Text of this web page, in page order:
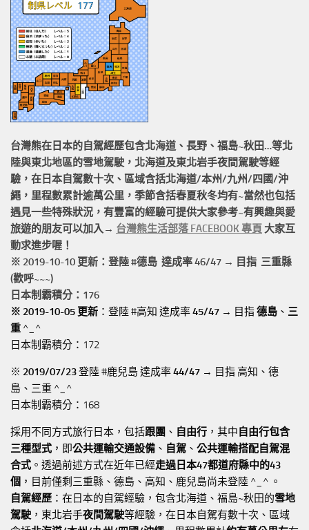
台灣熊在日本的自駕經歷包含北海道、長野、福島~秋田…等北
陸與東北地區的雪地駕駛 ，北海道及東北岩手夜間駕駛等經
驗，在日本自駕數十次、區域含括北海道/本州/九州/四國/沖
繩， 里程數累計逾萬公里 ，季節含括春夏秋冬均有~當然也包括
遇見一些特殊狀況，有豐富的經驗可提供大家參考~有興趣與愛
旅遊的朋友可以加入→ 台灣熊生活部落 FACEBOOK 專頁 大家互
動求進步喔！
※ 2019-10-10 更新：登陸 #德島 達成率 46/47 → 目指 三重縣
(歡呼~~~)
日本制霸積分：176
※ 2019-10-05 更新 ：登陸 #高知 達成率45/47 → 目指德島 、 三
重 ^_^
日本制霸積分：172
※ 2019/07/23登陸 #鹿兒島 達成率44/47 → 目指 高知、德
島、三重 ^_^
日本制霸積分：168
採用不同方式旅行日本，包括跟團 、 自由行 ，其中自由行包含
三種型式 ，即公共運輸交通設備 、 自駕 、 公共運輸搭配自駕混
合式 。透過前述方式在近年已經走過日本47都道府縣中的43
個 ，目前僅剩三重縣、德島、高知、鹿兒島尚未登陸 ^_^ 。
自駕經歷 ：在日本的自駕經驗，包含北海道、福島~秋田的雪地
駕駛 ，東北岩手夜間駕駛等經驗，在日本自駕有數十次、區域